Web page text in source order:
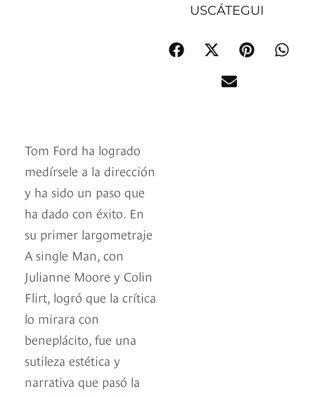
USCÁTEGUI
Tom Ford ha logrado
medírsele a la dirección
y ha sido un paso que
ha dado con éxito. En
su primer largometraje
A single Man, con
Julianne Moore y Colin
Flirt, logró que la crítica
lo mirara con
beneplácito, fue una
sutileza estética y
narrativa que pasó la